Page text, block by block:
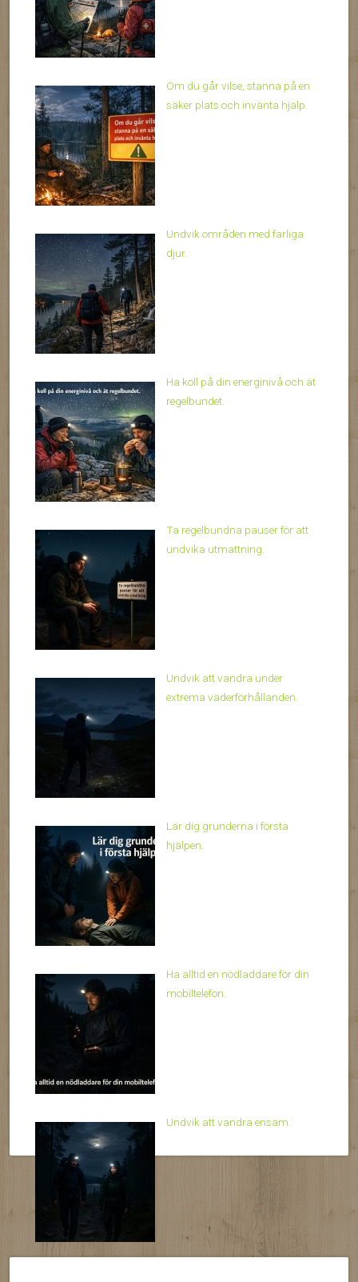
Om du går vilse, stanna på en
säker plats och invänta hjälp.
Undvik områden med farliga
djur.
Ha koll på din energinivå och ät
regelbundet.
Ta regelbundna pauser för att
undvika utmattning.
Undvik att vandra under
extrema väderförhållanden.
Lär dig grunderna i första
hjälpen.
Ha alltid en nödladdare för din
mobiltelefon.
Undvik att vandra ensam.